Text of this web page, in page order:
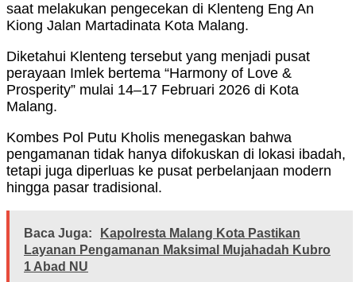
saat melakukan pengecekan di Klenteng Eng An
Kiong Jalan Martadinata Kota Malang.
Diketahui Klenteng tersebut yang menjadi pusat
perayaan Imlek bertema “Harmony of Love &
Prosperity” mulai 14–17 Februari 2026 di Kota
Malang.
Kombes Pol Putu Kholis menegaskan bahwa
pengamanan tidak hanya difokuskan di lokasi ibadah,
tetapi juga diperluas ke pusat perbelanjaan modern
hingga pasar tradisional.
Baca Juga:
Kapolresta Malang Kota Pastikan
Layanan Pengamanan Maksimal Mujahadah Kubro
1 Abad NU